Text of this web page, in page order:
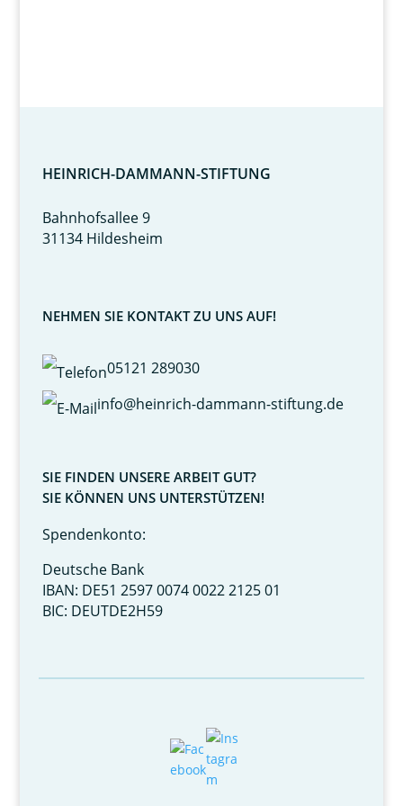
HEINRICH-DAMMANN-STIFTUNG
Bahnhofsallee 9
31134 Hildesheim
NEHMEN SIE KONTAKT ZU UNS AUF!
05121 289030
info@heinrich-dammann-stiftung.de
SIE FINDEN UNSERE ARBEIT GUT?
SIE KÖNNEN UNS UNTERSTÜTZEN!
Spendenkonto:
Deutsche Bank
IBAN: DE51 2597 0074 0022 2125 01
BIC: DEUTDE2H59